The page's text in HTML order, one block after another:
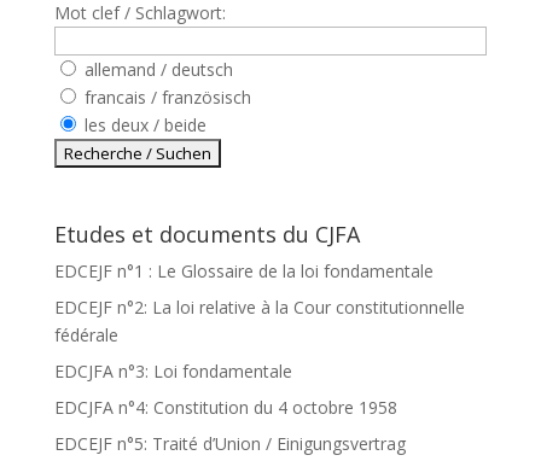
Mot clef / Schlagwort:
allemand / deutsch
francais / französisch
les deux / beide
Etudes et documents du CJFA
EDCEJF n°1 : Le Glossaire de la loi fondamentale
EDCEJF n°2: La loi relative à la Cour constitutionnelle
fédérale
EDCJFA n°3: Loi fondamentale
EDCJFA n°4: Constitution du 4 octobre 1958
EDCEJF n°5: Traité d’Union / Einigungsvertrag